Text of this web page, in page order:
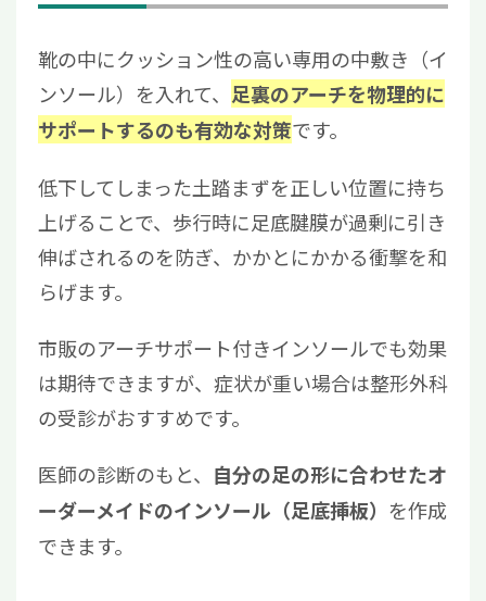
靴の中にクッション性の高い専用の中敷き（イ
ンソール）を入れて、 足裏のアーチを物理的に
サポートするのも有効な対策です。
低下してしまった土踏まずを正しい位置に持ち
上げることで、歩行時に足底腱膜が過剰に引き
伸ばされるのを防ぎ、かかとにかかる衝撃を和
らげます。
市販のアーチサポート付きインソールでも効果
は期待できますが、症状が重い場合は整形外科
の受診がおすすめです。
医師の診断のもと、 自分の足の形に合わせたオ
ーダーメイドのインソール（足底挿板） を作成
できます。